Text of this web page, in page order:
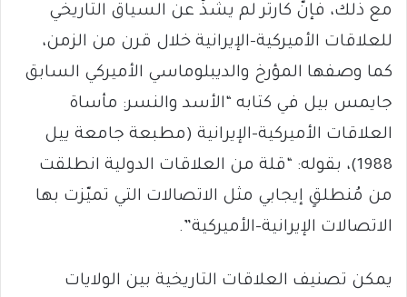
مع ذلك، فإنَّ كارتر لم يشذّ عن السياق التاريخي
للعلاقات الأميركية–الإيرانية خلال قرن من الزمن،
كما وصفها المؤرخ والديبلوماسي الأميركي السابق
جايمس بيل في كتابه “الأسد والنسر: مأساة
العلاقات الأميركية–الإيرانية (مطبعة جامعة ييل
1988)، بقوله: “قلة من العلاقات الدولية انطلقت
من مُنطلقٍ إيجابي مثل الاتصالات التي تميّزت بها
الاتصالات الإيرانية–الأميركية”.
يمكن تصنيف العلاقات التاريخية بين الولايات